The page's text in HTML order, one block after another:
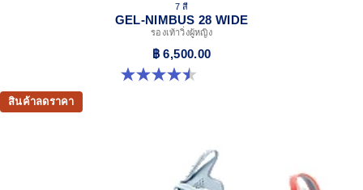
materials to help provide advanced grip for various terrains
and advanced durability.
At least 75% of the shoe's main upper material is made
with recycled content to reduce waste and carbon
The sockliner is produced with the solution dyeing
compared to the conventional dyeing technology.
7 สี
GEL-NIMBUS 28 WIDE
รองเท้าวิ่งผู้หญิง
฿ 6,500.00
4.5 จาก 5 ดาว 14 รีวิว
สินค้าลดราคา